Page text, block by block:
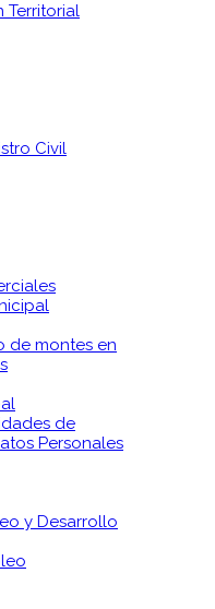
Territorial
Civil
de montes en
de
Personales
y Desarrollo